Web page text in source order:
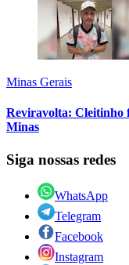
Minas Gerais
Reviravolta: Cleitinho
Minas
Siga nossas redes
WhatsApp
Telegram
Facebook
Instagram